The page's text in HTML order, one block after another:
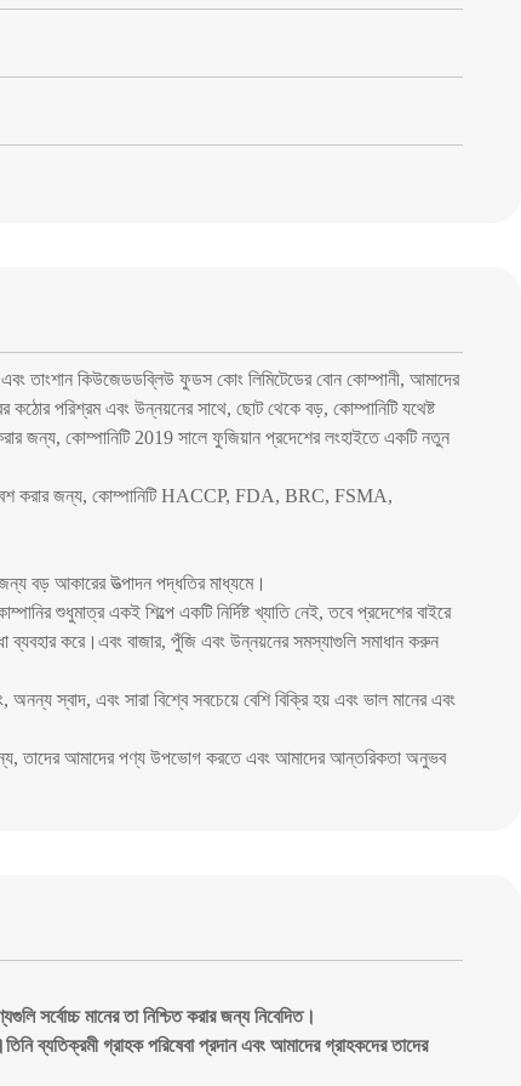
তাংশান কিউজেডডব্লিউ ফুডস কোং লিমিটেডের বোন কোম্পানী, আমাদের
কঠোর পরিশ্রম এবং উন্নয়নের সাথে, ছোট থেকে বড়, কোম্পানিটি যথেষ্ট
জন্য, কোম্পানিটি 2019 সালে ফুজিয়ান প্রদেশের লংহাইতে একটি নতুন
প্রবেশ করার জন্য, কোম্পানিটি HACCP, FDA, BRC, FSMA,
জন্য বড় আকারের উত্পাদন পদ্ধতির মাধ্যমে।
শুধুমাত্র একই শিল্পে একটি নির্দিষ্ট খ্যাতি নেই, তবে প্রদেশের বাইরে
করে।এবং বাজার, পুঁজি এবং উন্নয়নের সমস্যাগুলি সমাধান করুন
স্বাদ, এবং সারা বিশ্বে সবচেয়ে বেশি বিক্রি হয় এবং ভাল মানের এবং
তাদের আমাদের পণ্য উপভোগ করতে এবং আমাদের আন্তরিকতা অনুভব
সর্বোচ্চ মানের তা নিশ্চিত করার জন্য নিবেদিত।
ব্যতিক্রমী গ্রাহক পরিষেবা প্রদান এবং আমাদের গ্রাহকদের তাদের